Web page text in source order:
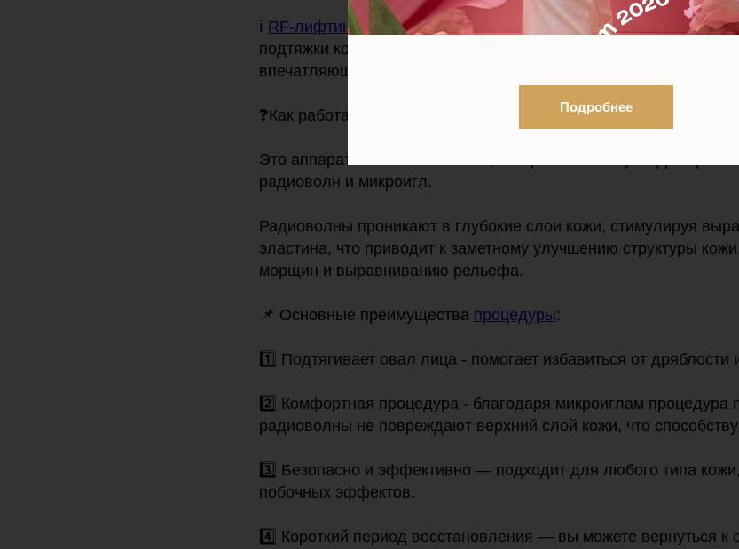
ℹ️ RF-лифтинг на аппарате Scarlet S
— это инновационная
подтяжки кожи, не требующая длительного восстановления и
впечатляющие результаты
❓Как работает Scarlet S?
Это аппарат нового поколения, который использует
радиоволн и микроигл.
Радиоволны проникают в глубокие слои кожи, стимулируя
эластина, что приводит к заметному улучшению структуры
морщин и выравниванию рельефа.
📌 Основные преимущества процедуры:
1️⃣ Подтягивает овал лица - помогает избавиться от дряблости
2️⃣ Комфортная процедура - благодаря микроиглам процедура
радиоволны не повреждают верхний слой кожи, что
3️⃣ Безопасно и эффективно — подходит для любого типа
побочных эффектов.
4️⃣ Короткий период восстановления — вы можете вернуться к
Подробнее